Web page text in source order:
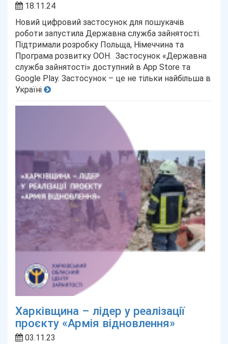
18.11.24
Новий цифровий застосунок для пошукачів
роботи запустила Державна служба зайнятості.
Підтримали розробку Польща, Німеччина та
Програма розвитку ООН. Застосунок «Державна
служба зайнятості» доступний в App Store та
Google Play. Застосунок – це не тільки найбільша в
Україні
Харківщина – лідер у реалізації
проєкту «Армія відновлення»
03.11.23